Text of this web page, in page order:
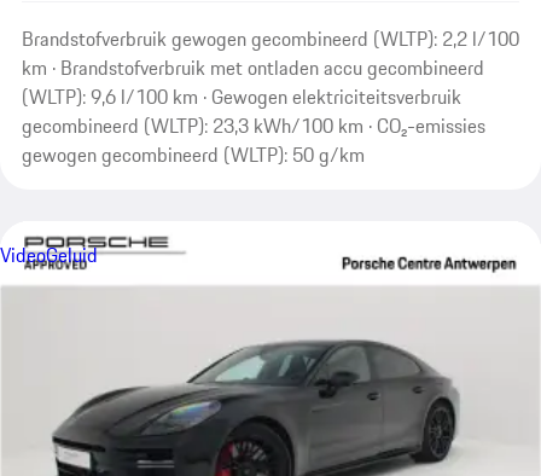
Brandstofverbruik gewogen gecombineerd (WLTP): 2,2 l/100
km · Brandstofverbruik met ontladen accu gecombineerd
(WLTP): 9,6 l/100 km · Gewogen elektriciteitsverbruik
gecombineerd (WLTP): 23,3 kWh/100 km · CO₂-emissies
gewogen gecombineerd (WLTP): 50 g/km
VideoGeluid